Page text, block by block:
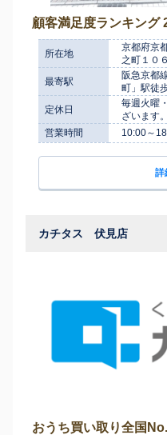
顧客満足度ランキング
所在地
京都府京
之町１０
最寄駅
阪急京都
町」駅徒
定休日
毎週火曜
ざいます。
営業時間
10:00～
詳
カチタス 伏見店
おうち買い取り全国